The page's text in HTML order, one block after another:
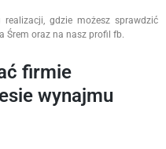
gdzie możesz sprawdzić
Śrem oraz na nasz profil fb.
firmie
wynajmu